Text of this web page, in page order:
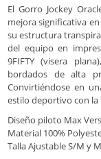
El Gorro Jockey
mejora significativa
su estructura
del equipo en
9FIFTY (visera
bordados de alta
Convirtiéndose en
estilo deportivo con la
Diseño piloto Max
Material 100%
Talla Ajustable S/M y